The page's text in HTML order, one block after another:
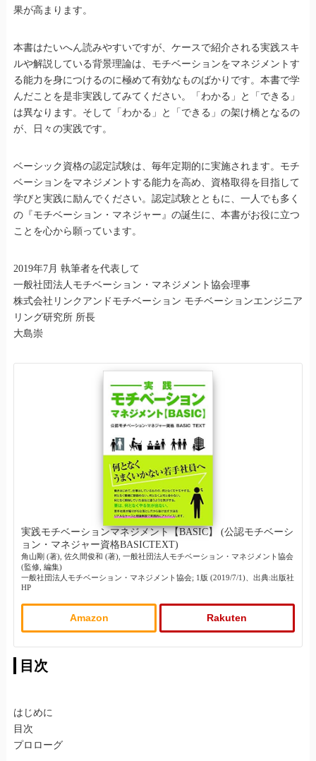
果が高まります。
本書はたいへん読みやすいですが、ケースで紹介される実践スキ
ルや解説している背景理論は、モチベーションをマネジメントす
る能力を身につけるのに極めて有効なものばかりです。本書で学
んだことを是非実践してみてください。「わかる」と「できる」
は異なります。そして「わかる」と「できる」の架け橋となるの
が、日々の実践です。
ベーシック資格の認定試験は、毎年定期的に実施されます。モチ
ベーションをマネジメントする能力を高め、資格取得を目指して
学びと実践に励んでください。認定試験とともに、一人でも多く
の『モチベーション・マネジャー』の誕生に、本書がお役に立つ
ことを心から願っています。
2019年7月 執筆者を代表して
一般社団法人モチベーション・マネジメント協会理事
株式会社リンクアンドモチベーション モチベーションエンジニア
リング研究所 所長
大島崇
実践モチベーションマネジメント【BASIC】 (公認モチベーシ
ョン・マネジャー資格BASICTEXT)
角山剛 (著), 佐久間俊和 (著), 一般社団法人モチベーション・マネジメント協会
(監修, 編集)
一般社団法人モチベーション・マネジメント協会; 1版 (2019/7/1)、出典:出版社
HP
Amazon Rakuten
目次
はじめに
目次
プロローグ